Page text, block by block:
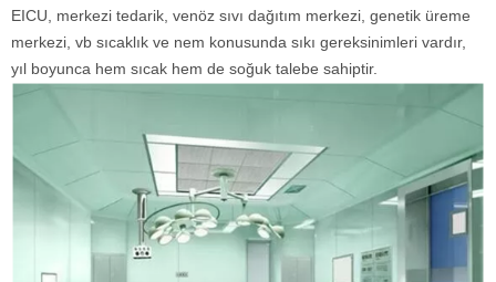
EICU, merkezi tedarik, venöz sıvı dağıtım merkezi, genetik üreme
merkezi, vb sıcaklık ve nem konusunda sıkı gereksinimleri vardır,
yıl boyunca hem sıcak hem de soğuk talebe sahiptir.